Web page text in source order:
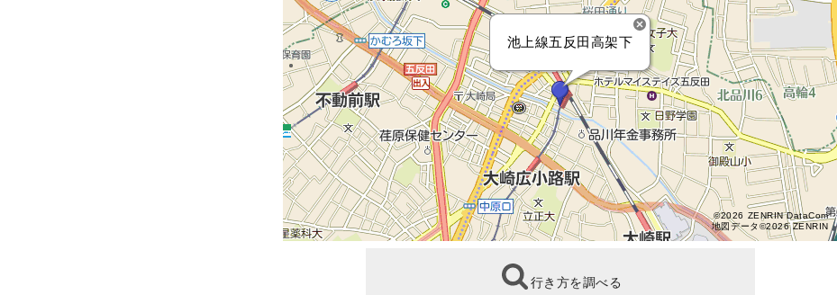
池上線五反田高架下
©2026 ZENRIN DataCom
地図データ©2026 ZENRIN
行き方を調べる